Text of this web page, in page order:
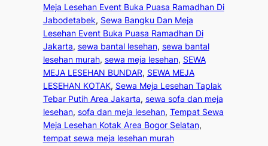
Meja Lesehan Event Buka Puasa Ramadhan Di
Jabodetabek, Sewa Bangku Dan Meja
Lesehan Event Buka Puasa Ramadhan Di
Jakarta, sewa bantal lesehan, sewa bantal
lesehan murah, sewa meja lesehan, SEWA
MEJA LESEHAN BUNDAR, SEWA MEJA
LESEHAN KOTAK, Sewa Meja Lesehan Taplak
Tebar Putih Area Jakarta, sewa sofa dan meja
lesehan, sofa dan meja lesehan, Tempat Sewa
Meja Lesehan Kotak Area Bogor Selatan
tempat sewa meja lesehan murah